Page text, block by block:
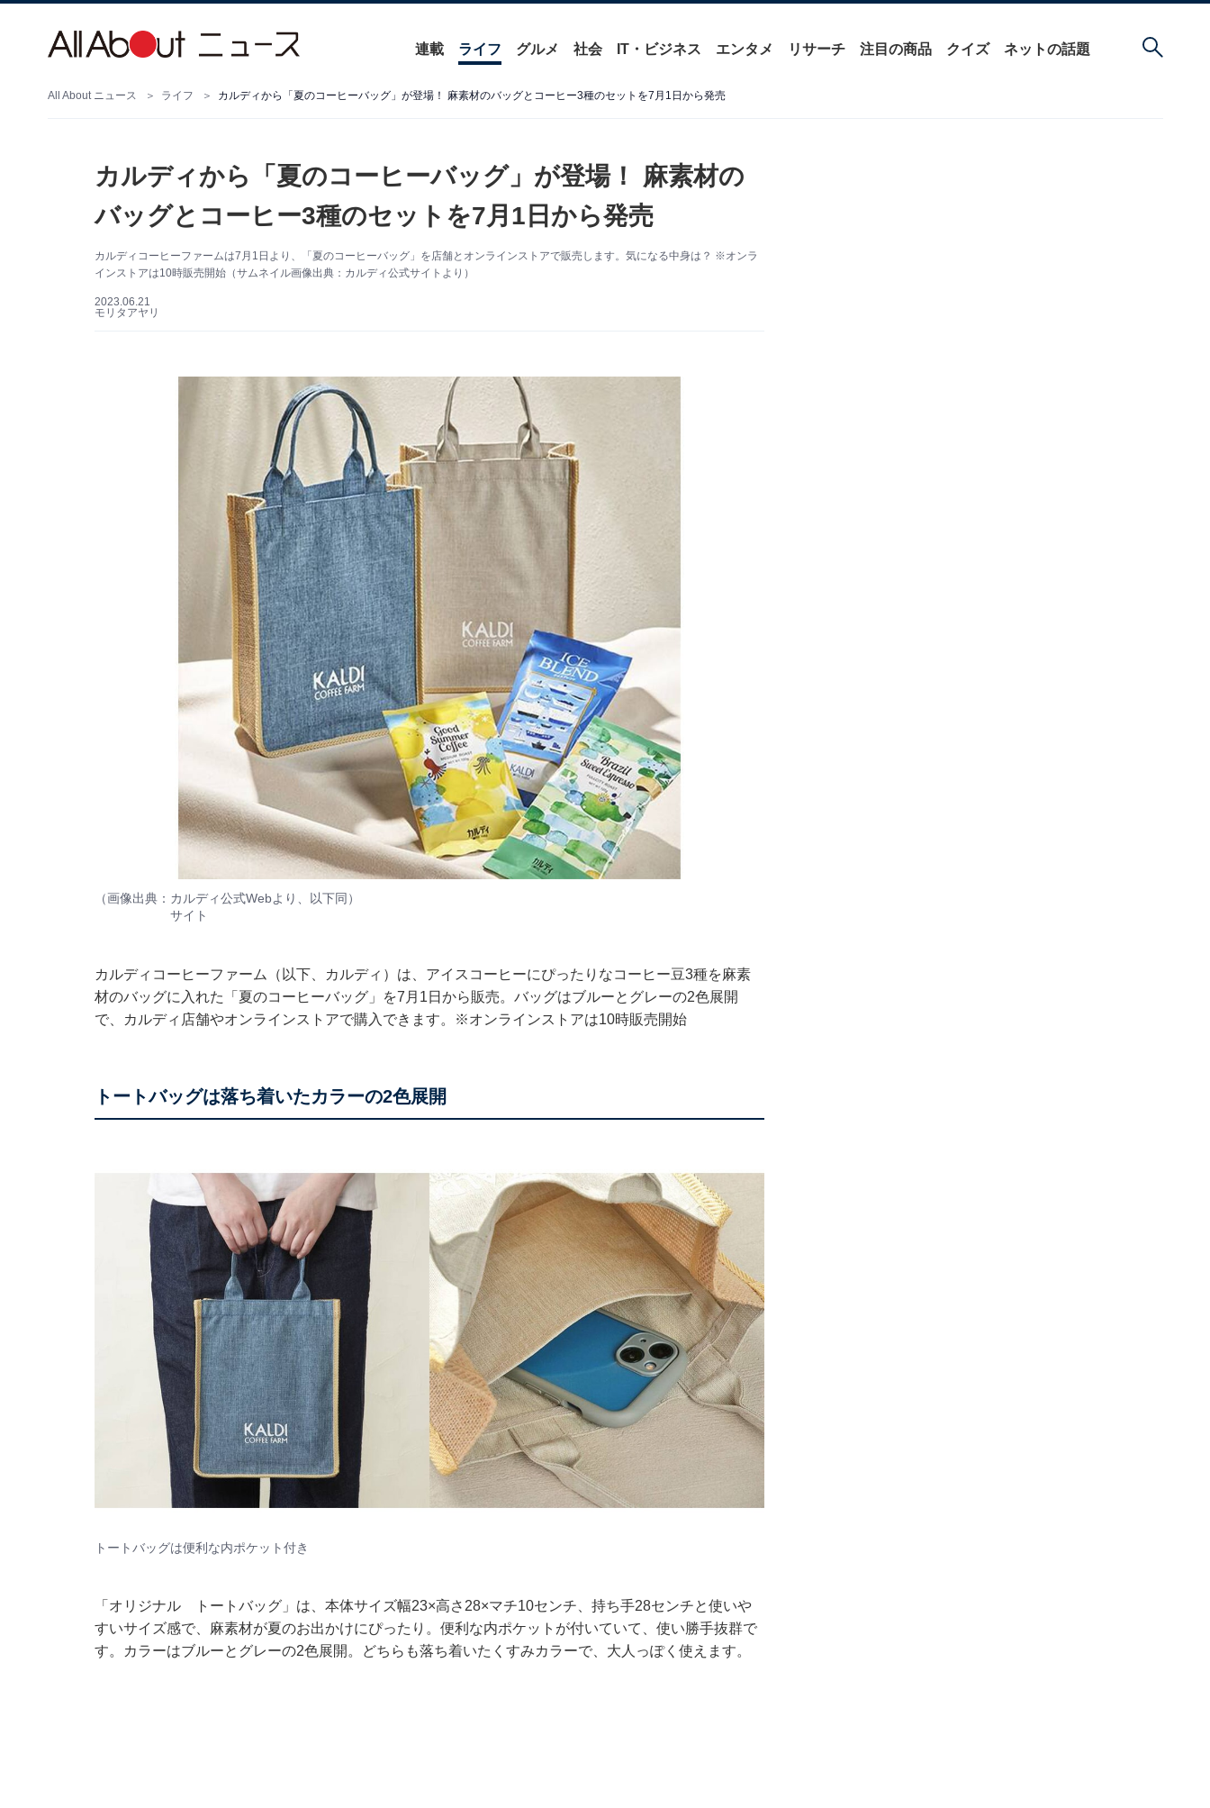
連載 ライフ グルメ 社会 IT・ビジネス エンタメ リサーチ 注目の商品 クイズ ネットの話題
All About ニュース ライフ カルディから「夏のコーヒーバッグ」が登場！ 麻素材のバッグとコーヒー3種のセットを7月1日から発売
カルディから「夏のコーヒーバッグ」が登場！ 麻素材の
バッグとコーヒー3種のセットを7月1日から発売
カルディコーヒーファームは7月1日より、「夏のコーヒーバッグ」を店舗とオンラインストアで販売します。気になる中身は？ ※オンラ
インストアは10時販売開始（サムネイル画像出典：カルディ公式サイトより）
2023.06.21
モリタアヤリ
（画像出典： カルディ公式Web
サイト
より、以下同）
カルディコーヒーファーム（以下、カルディ）は、アイスコーヒーにぴったりなコーヒー豆3種を麻素
材のバッグに入れた「夏のコーヒーバッグ」を7月1日から販売。バッグはブルーとグレーの2色展開
で、カルディ店舗やオンラインストアで購入できます。※オンラインストアは10時販売開始
トートバッグは落ち着いたカラーの2色展開
トートバッグは便利な内ポケット付き
「オリジナル トートバッグ」は、本体サイズ幅23×高さ28×マチ10センチ、持ち手28センチと使いや
すいサイズ感で、麻素材が夏のお出かけにぴったり。便利な内ポケットが付いていて、使い勝手抜群で
す。カラーはブルーとグレーの2色展開。どちらも落ち着いたくすみカラーで、大人っぽく使えます。